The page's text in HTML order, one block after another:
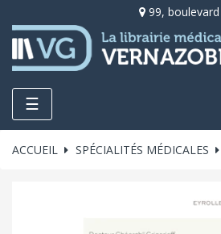
99,
Toggle
navigation
☰
ACCUEIL SPÉCIALITÉS MÉDICALES